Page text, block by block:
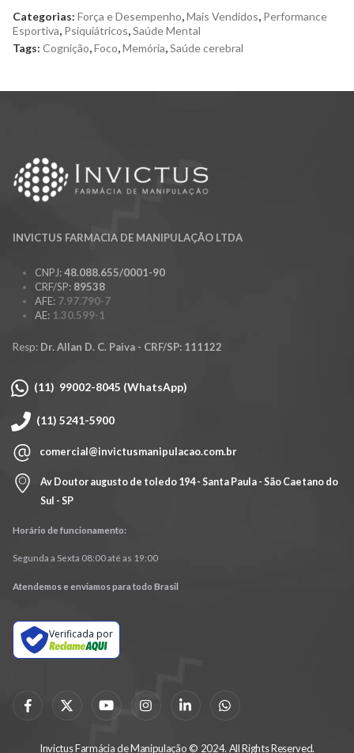
Categorias: Força e Desempenho,Mais Vendidos, Performance
Esportiva, Psiquiátricos,Saúde Mental
Tags: Cognição,Foco,Memória,Saúde cerebral
INVICTUS FARMACIA DE MANIPULAÇÃO LTDA
CNPJ:48.088.655/0001-90
CRF/SP: 89538
AFE: 7.97.790-7
AE: 1.30.599-1
Resp: Dr. Allan D. C. Paiva - CRF/SP: 111122
(11) 99002-8045 (WhatsApp)
(11) 5241-5900
comercial@invictusmanipulacao.com.br
Av Doutor augusto de toledo 194 - Santa Paula - São Caetano do
Sul - SP
Horário de funcionamento:
Segunda a Sexta 08:00 até as 19:00
Atendemos e enviamos para todo Brasil
Verificada por
Invictus Farmácia de Manipulação © 2024. All Rights Reserved.